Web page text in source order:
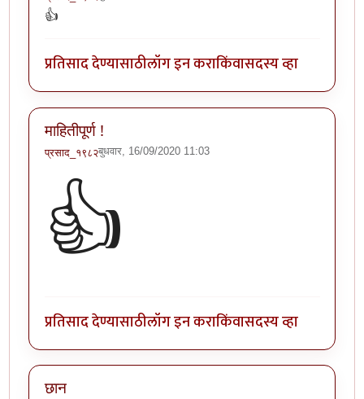
👍
प्रतिसाद देण्यासाठीलॉग इन कराकिंवासदस्य व्हा
माहितीपूर्ण !
प्रसाद_१९८२बुधवार, 16/09/2020 11:03
👍
प्रतिसाद देण्यासाठीलॉग इन कराकिंवासदस्य व्हा
छान